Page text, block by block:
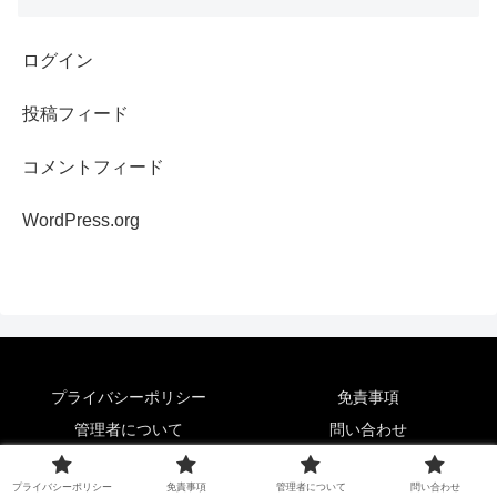
ログイン
投稿フィード
コメントフィード
WordPress.org
プライバシーポリシー
免責事項
管理者について
問い合わせ
© 2016 ITマルチエンジニアブログ.
プライバシーポリシー 免責事項 管理者について 問い合わせ